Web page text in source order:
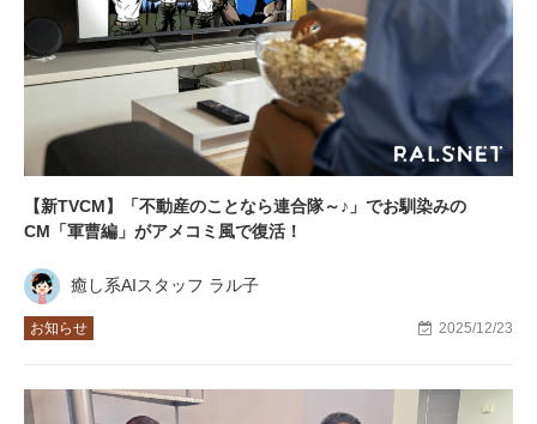
【新TVCM】「不動産のことなら連合隊～♪」でお馴染みの
CM「軍曹編」がアメコミ風で復活！
癒し系AIスタッフ ラル子
お知らせ 2025/12/23